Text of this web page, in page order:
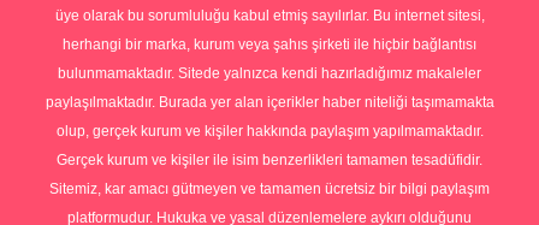
üye olarak bu sorumluluğu kabul etmiş sayılırlar. Bu internet sitesi,
herhangi bir marka, kurum veya şahıs şirketi ile hiçbir bağlantısı
bulunmamaktadır. Sitede yalnızca kendi hazırladığımız makaleler
paylaşılmaktadır. Burada yer alan içerikler haber niteliği taşımamakta
olup, gerçek kurum ve kişiler hakkında paylaşım yapılmamaktadır.
Gerçek kurum ve kişiler ile isim benzerlikleri tamamen tesadüfidir.
Sitemiz, kar amacı gütmeyen ve tamamen ücretsiz bir bilgi paylaşım
platformudur. Hukuka ve yasal düzenlemelere aykırı olduğunu